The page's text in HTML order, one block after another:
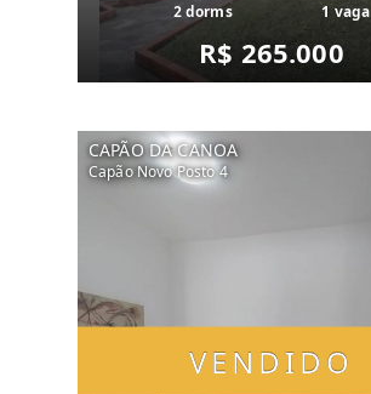
2 dorms 1 vaga
R$ 265.000
VENDIDO
CAPÃO DA CANOA
Capão Novo Posto 4